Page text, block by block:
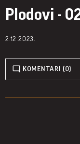
Plodovi -
2.12.2023.
KOMENTARI (0)